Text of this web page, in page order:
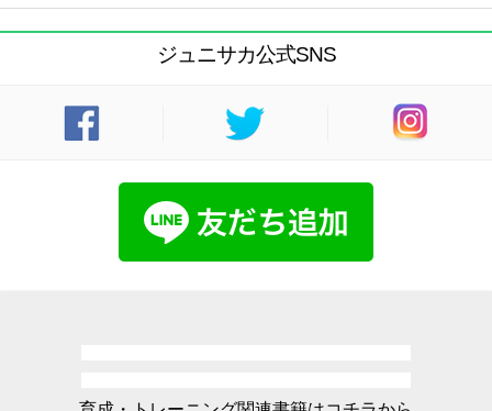
ジュニサカ公式SNS